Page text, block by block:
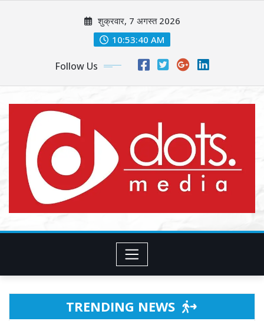
शुक्रवार, 7 अगस्त 2026
10:53:42 AM
Follow Us
TRENDING NEWS